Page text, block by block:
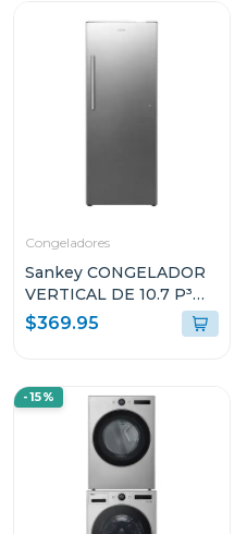
Congeladores
Sankey CONGELADOR
VERTICAL DE 10.7 P³
RFC1301
$369.95
-15%